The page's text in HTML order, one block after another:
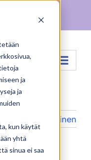
ja
ja
kun käytät
yhtä
sinua ei saa
Edellinen